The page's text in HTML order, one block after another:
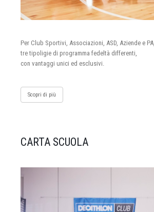
Per Club Sportivi, Associazioni, ASD, Aziende e PA,
tre tipoligie di programma fedeltà differenti,
con vantaggi unici ed esclusivi.
Scopri di più
CARTA SCUOLA